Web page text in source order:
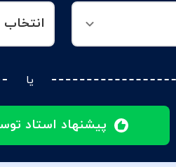
یا
پیشنهاد استاد